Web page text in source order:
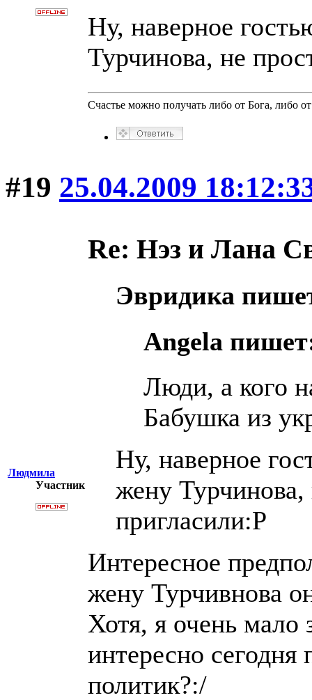
Ну, наверное
Турчинова, не
Счастье можно получать либо от Бога, либо от
#19 25.04.2009
Людмила
Участник
Re: Нэз и Лана
Эвридика
Angela
Люди, а кого
Бабушка из
Ну, наверное
жену Турчинова,
пригласили:P
Интересное
жену Турчивнова
Хотя, я очень мало
интересно
политик?:/